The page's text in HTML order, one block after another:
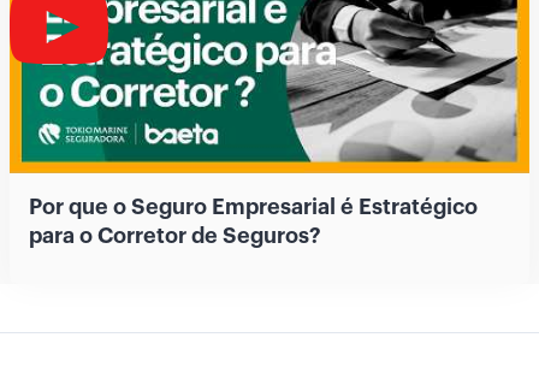
Por que o Seguro Empresarial é Estratégico
para o Corretor de Seguros?